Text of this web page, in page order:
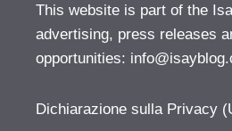
This website is part of the
advertising, press releases
opportunities:
Dichiarazione sulla Privacy